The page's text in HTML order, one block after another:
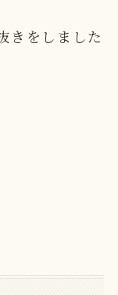
きをしました